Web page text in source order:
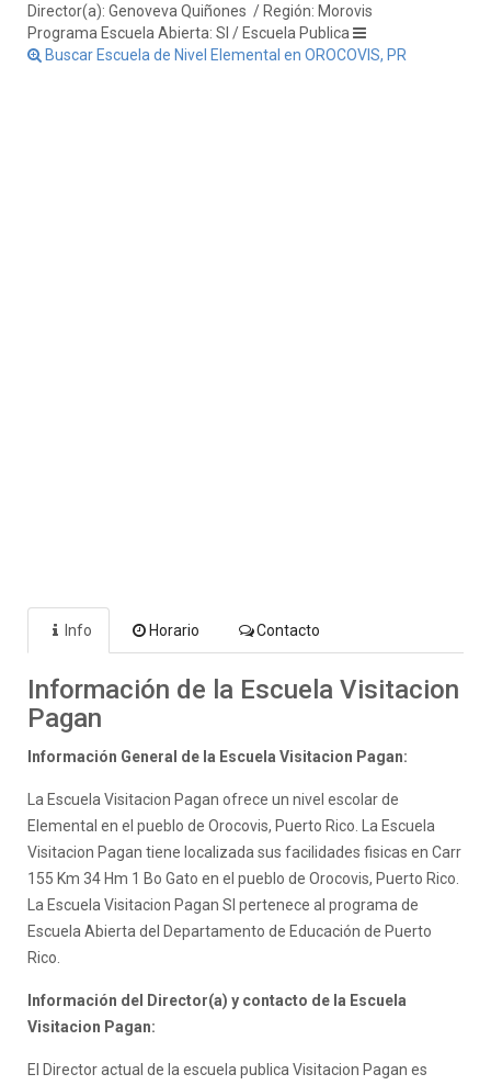
Director(a): Genoveva Quiñones / Región: Morovis
Programa Escuela Abierta: SI / Escuela Publica
Buscar Escuela de Nivel Elemental en OROCOVIS, PR
Info Horario Contacto
Información de la Escuela Visitacion
Pagan
Información General de la Escuela Visitacion Pagan:
La Escuela Visitacion Pagan ofrece un nivel escolar de
Elemental en el pueblo de Orocovis, Puerto Rico. La Escuela
Visitacion Pagan tiene localizada sus facilidades fisicas en Carr
155 Km 34 Hm 1 Bo Gato en el pueblo de Orocovis, Puerto Rico.
La Escuela Visitacion Pagan SI pertenece al programa de
Escuela Abierta del Departamento de Educación de Puerto
Rico.
Información del Director(a) y contacto de la Escuela
Visitacion Pagan:
El Director actual de la escuela publica Visitacion Pagan es